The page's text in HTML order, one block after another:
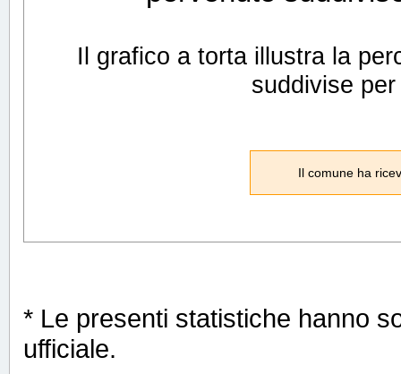
Il grafico a torta illustra la
suddivise
Il comune ha
* Le presenti statistiche hanno
ufficiale.